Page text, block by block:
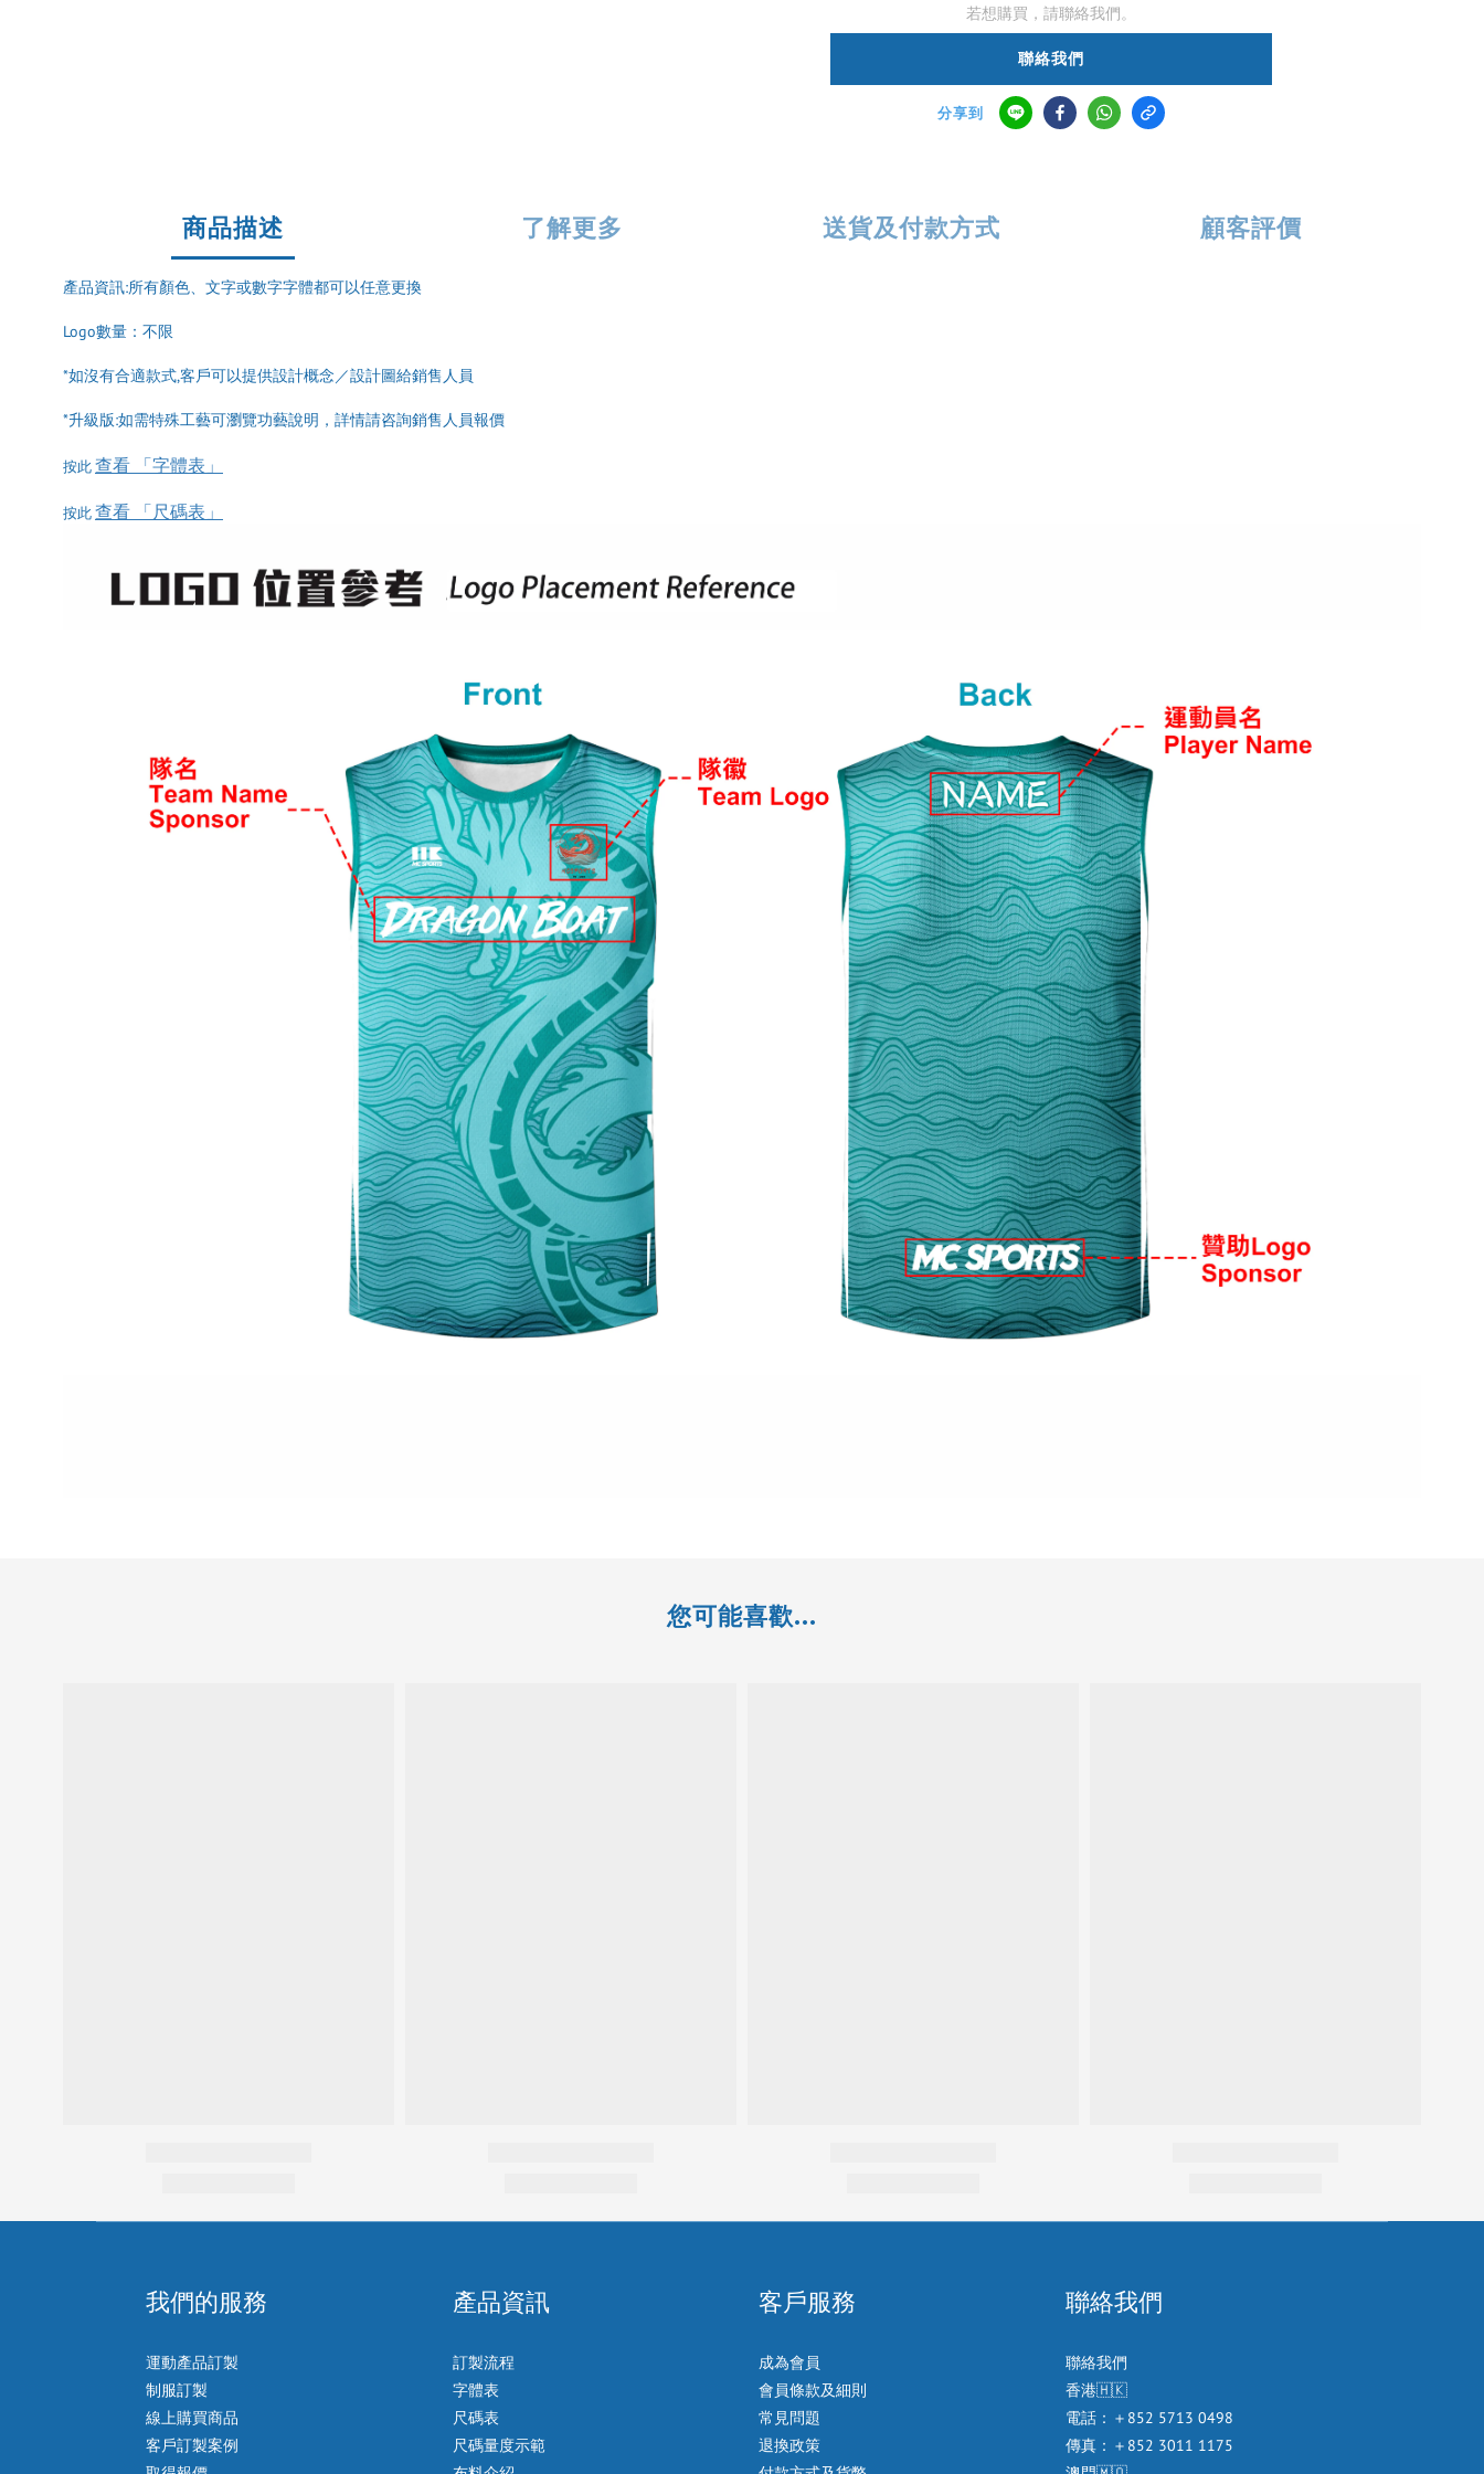
若想購買，請聯絡我們。
聯絡我們
分享到
商品描述 了解更多 送貨及付款方式 顧客評價
產品資訊:所有顏色、文字或數字字體都可以任意更換
Logo數量：不限
*如沒有合適款式,客戶可以提供設計概念／設計圖給銷售人員
*升級版:如需特殊工藝可瀏覽功藝說明，詳情請咨詢銷售人員報價
按此查看 「字體表」
按此查看 「尺碼表」
您可能喜歡...
我們的服務
運動產品訂製
制服訂製
線上購買商品
客戶訂製案例
產品資訊
訂製流程
字體表
尺碼表
尺碼量度示範
客戶服務
成為會員
會員條款及細則
常見問題
退換政策
聯絡我們
聯絡我們
香港🇭🇰
電話：＋852 5713 0498
傳真：＋852 3011 1175